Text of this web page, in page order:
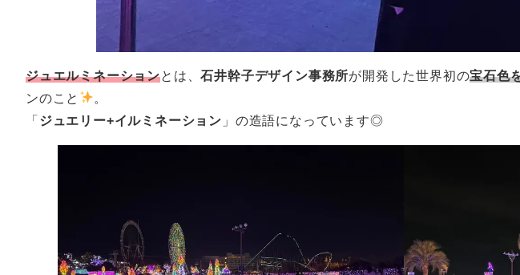
ジュエルミネーションとは、石井幹子デザイン事務所が開発した世界初の宝石色
ンのこと
。
「 ジュエリー+イルミネーション 」の造語になっています◎